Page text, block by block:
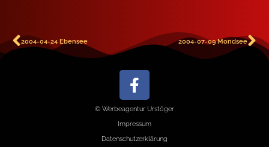
2004-04-24 Ebensee 2004-07-09 Mondsee
© Werbeagentur Urstöger
Impressum
Datenschutzerklärung